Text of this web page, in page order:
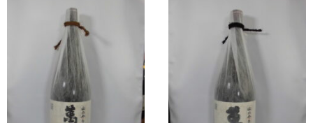
田村合名
薩摩酒造
知覧醸造
白石酒造